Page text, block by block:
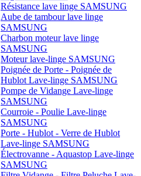
Résistance lave linge SAMSUNG
Aube de tambour lave linge
SAMSUNG
Charbon moteur lave linge
SAMSUNG
Moteur lave-linge SAMSUNG
Poignée de Porte - Poignée de
Hublot Lave-linge SAMSUNG
Pompe de Vidange Lave-linge
SAMSUNG
Courroie - Poulie Lave-linge
SAMSUNG
Porte - Hublot - Verre de Hublot
Lave-linge SAMSUNG
Électrovanne - Aquastop Lave-linge
SAMSUNG